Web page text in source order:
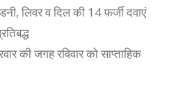
लिवर व दिल की 14 फर्जी दवाएं
की जगह रविवार को साप्ताहिक